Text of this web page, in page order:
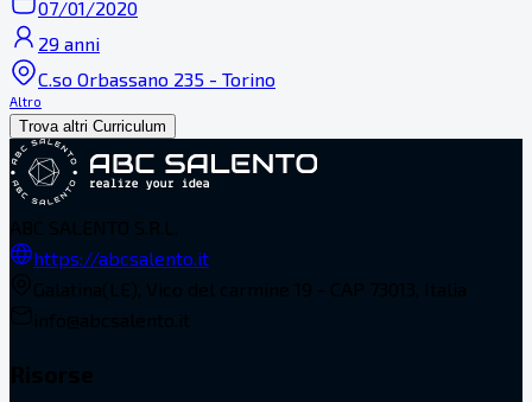
07/01/2020
29 anni
C.so Orbassano 235 - Torino
Altro
Trova altri Curriculum
https://abcsalento.it